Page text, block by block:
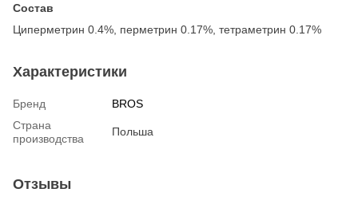
Состав
Циперметрин 0.4%, перметрин 0.17%, тетраметрин 0.17%
Характеристики
Бренд
BROS
Страна
производства
Польша
Отзывы